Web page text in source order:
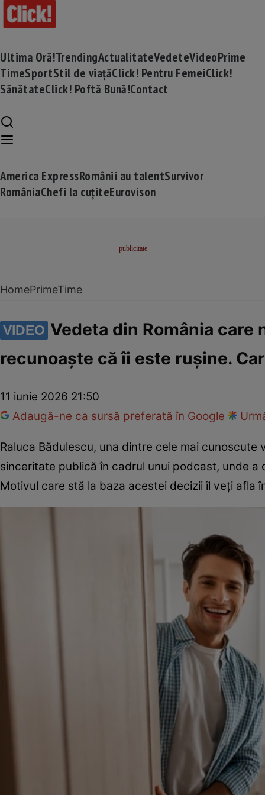
Ultima Oră!TrendingActualitateVedeteVideoPrime
TimeSportStil de viațăClick! Pentru FemeiClick!
SănătateClick! Poftă Bună!Contact
America ExpressRomânii au talentSurvivor
RomâniaChefi la cuțiteEurovison
HomePrimeTime
VIDEO Vedeta din România care
recunoaște că îi este rușine.
11 iunie 2026 21:50
Adaugă-ne ca sursă preferată în Google
Raluca Bădulescu, una dintre cele mai
sinceritate publică în cadrul unui podcast, unde
Motivul care stă la baza acestei decizii îl veți afla